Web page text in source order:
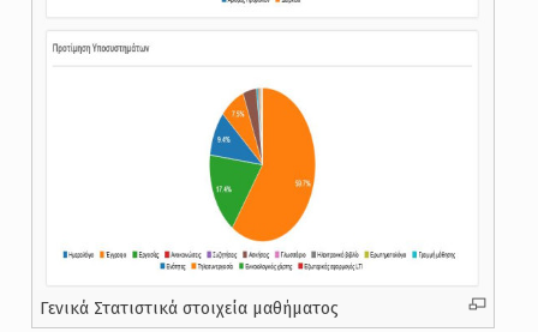
Γενικά Στατιστικά στοιχεία μαθήματος